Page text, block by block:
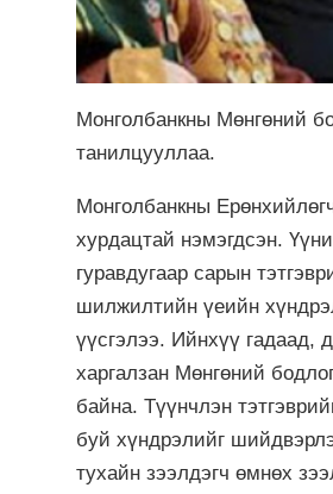
Монголбанкны Мөнгөний
танилцууллаа.
Монголбанкны
хурдацтай нэмэгдсэн.
гуравдугаар сарын
шилжилтийн үеийн
үүсгэлээ. Ийнхүү
харгалзан Мөнгөний
байна. Түүнчлэн
буй хүндрэлийг
тухайн зээлдэгч өмнөх